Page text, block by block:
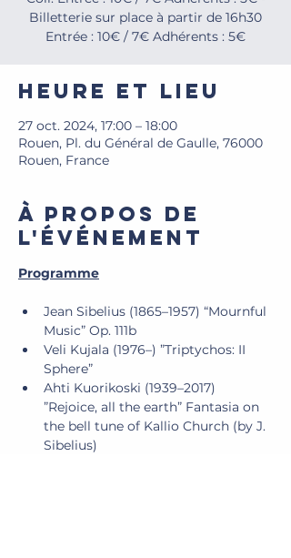
Billetterie sur place à partir de 16h30
Entrée : 10€ / 7€ Adhérents : 5€
Heure et lieu
27 oct. 2024, 17:00 – 18:00
Rouen, Pl. du Général de Gaulle, 76000
Rouen, France
À propos de
l'événement
Programme
Jean Sibelius (1865–1957) “Mournful
Music” Op. 111b
Veli Kujala (1976–) ”Triptychos: II
Sphere”
Ahti Kuorikoski (1939–2017)
”Rejoice, all the earth” Fantasia on
the bell tune of Kallio Church (by J.
Sibelius)